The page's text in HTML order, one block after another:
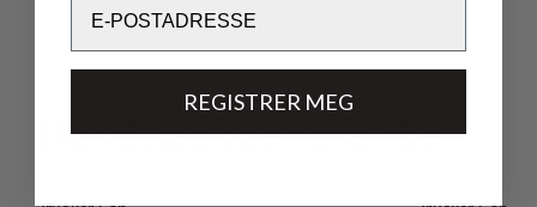
u vil kanskje også like
REGISTRER MEG